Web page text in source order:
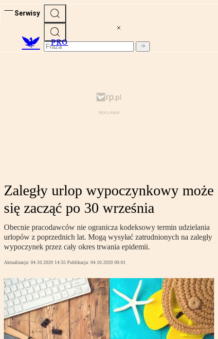
Serwisy
PRO
Zaległy urlop wypoczynkowy może
się zacząć po 30 września
Obecnie pracodawców nie ogranicza kodeksowy termin udzielania
urlopów z poprzednich lat. Mogą wysyłać zatrudnionych na zaległy
wypoczynek przez cały okres trwania epidemii.
Aktualizacja: 04.10.2020 14:55 Publikacja: 04.10.2020 00:01